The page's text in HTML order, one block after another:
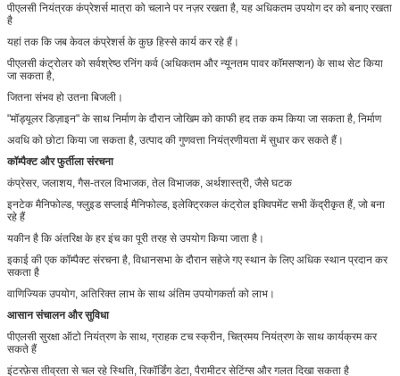
पीएलसी नियंत्रक कंप्रेशर्स मात्रा को चलाने पर नज़र रखता है, यह अधिकतम उपयोग दर को बनाए रखता
है
यहां तक ​​कि जब केवल कंप्रेशर्स के कुछ हिस्से कार्य कर रहे हैं।
पीएलसी कंट्रोलर को सर्वश्रेष्ठ रनिंग कर्व (अधिकतम और न्यूनतम पावर कॉमसप्शन) के साथ सेट किया
जा सकता है,
जितना संभव हो उतना बिजली।
"मॉड्यूलर डिज़ाइन" के साथ निर्माण के दौरान जोखिम को काफी हद तक कम किया जा सकता है, निर्माण
अवधि को छोटा किया जा सकता है, उत्पाद की गुणवत्ता नियंत्रणीयता में सुधार कर सकते हैं।
कॉम्पैक्ट और फुर्तीला संरचना
कंप्रेसर, जलाशय, गैस-तरल विभाजक, तेल विभाजक, अर्थशास्त्री, जैसे घटक
इनटेक मैनिफोल्ड, फ्लुइड सप्लाई मैनिफोल्ड, इलेक्ट्रिकल कंट्रोल इक्विपमेंट सभी केंद्रीकृत हैं, जो बना
रहे हैं
यकीन है कि अंतरिक्ष के हर इंच का पूरी तरह से उपयोग किया जाता है।
इकाई की एक कॉम्पैक्ट संरचना है, विधानसभा के दौरान सहेजे गए स्थान के लिए अधिक स्थान प्रदान कर
सकता है
वाणिज्यिक उपयोग, अतिरिक्त लाभ के साथ अंतिम उपयोगकर्ता को लाभ।
आसान संचालन और सुविधा
पीएलसी सुरक्षा ऑटो नियंत्रण के साथ, ग्राहक टच स्क्रीन, चित्रमय नियंत्रण के साथ कार्यक्रम कर
सकते हैं
इंटरफ़ेस तीव्रता से चल रहे स्थिति, रिकॉर्डिंग डेटा, पैरामीटर सेटिंग्स और गलत दिखा सकता है